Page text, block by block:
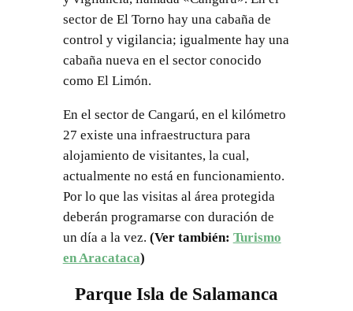
sector de El Torno hay una cabaña de
control y vigilancia; igualmente hay una
cabaña nueva en el sector conocido
como El Limón.
En el sector de Cangarú, en el kilómetro
27 existe una infraestructura para
alojamiento de visitantes, la cual,
actualmente no está en funcionamiento.
Por lo que las visitas al área protegida
deberán programarse con duración de
un día a la vez. (Ver también: Turismo
en Aracataca)
Parque Isla de Salamanca